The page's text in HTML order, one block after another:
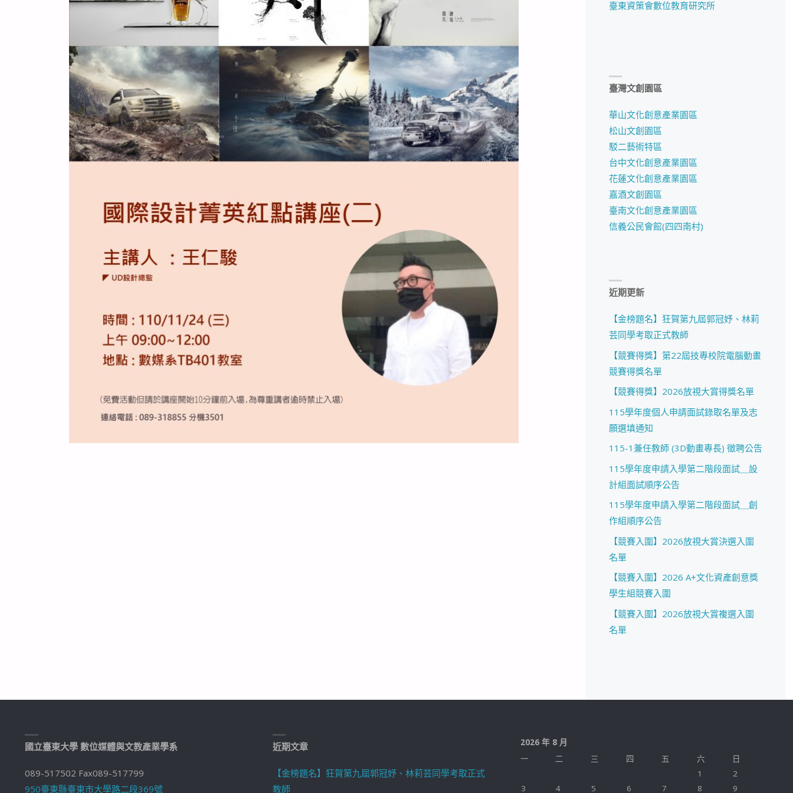
臺東資策會數位教育研究所
臺灣文創園區
華山文化創意產業園區
松山文創園區
駁二藝術特區
台中文化創意產業園區
花蓮文化創意產業園區
嘉酒文創園區
臺南文化創意產業園區
信義公民會館(四四南村)
近期更新
【金榜題名】狂賀第九屆郭冠妤、林莉
芸同學考取正式教師
【競賽得獎】第22屆技專校院電腦動畫
競賽得獎名單
【競賽得獎】2026放視大賞得獎名單
115學年度個人申請面試錄取名單及志
願選填通知
115-1兼任教師 (3D動畫專長) 徵聘公告
115學年度申請入學第二階段面試＿設
計組面試順序公告
115學年度申請入學第二階段面試＿創
作組順序公告
【競賽入圍】2026放視大賞決選入圍
名單
【競賽入圍】2026 A+文化資產創意獎
學生組競賽入圍
【競賽入圍】2026放視大賞複選入圍
名單
國立臺東大學 數位媒體與文教產業學系
089-517502 Fax089-517799
950臺東縣臺東市大學路二段369號
近期文章
【金榜題名】狂賀第九屆郭冠妤、林莉芸同學考取正式
教師
2026 年 8 月
一
二 三 四 五 六
日
1
2
3
4 5 6 7 8 9